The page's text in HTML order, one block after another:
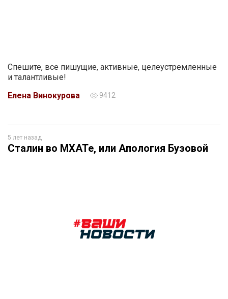
Спешите, все пишущие, активные, целеустремленные
и талантливые!
Елена Винокурова
9412
5 лет назад
Сталин во МХАТе, или Апология Бузовой